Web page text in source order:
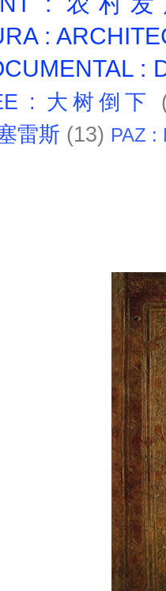
:
:
: 大树倒下
雷斯 (13) PAZ :